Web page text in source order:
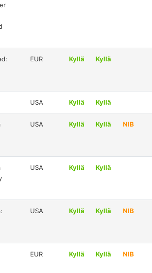
EUR Kyllä Kyllä
USA Kyllä Kyllä
USA Kyllä Kyllä NIB
USA Kyllä Kyllä
USA Kyllä Kyllä NIB
EUR Kyllä Kyllä NIB